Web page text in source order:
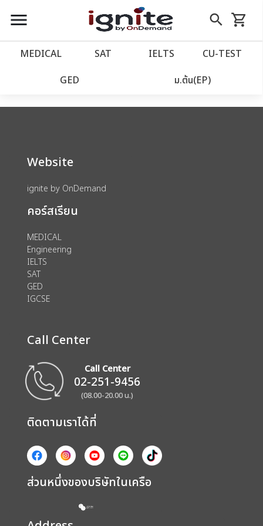
close
account_balance หน้าแรก
เว็บไซต์อิกไนท์
account_circle เข้าสู่ระบบ
assignment ลงทะเบียน
menu search
Skip
to
shopping_cart
รถเข็น
MEDICAL SAT IELTS CU‑TEST
GED ม.ต้น(EP)
We could not find anything for catalog
category view s sat subject test id 379
Website
ignite by OnDemand
คอร์สเรียน
MEDICAL
Engineering
IELTS
SAT
GED
IGCSE
Call Center
Call Center
02-251-9456
(08.00-20.00 น.)
ติดตามเราได้ที่
ส่วนหนึ่งของบริษัทในเครือ